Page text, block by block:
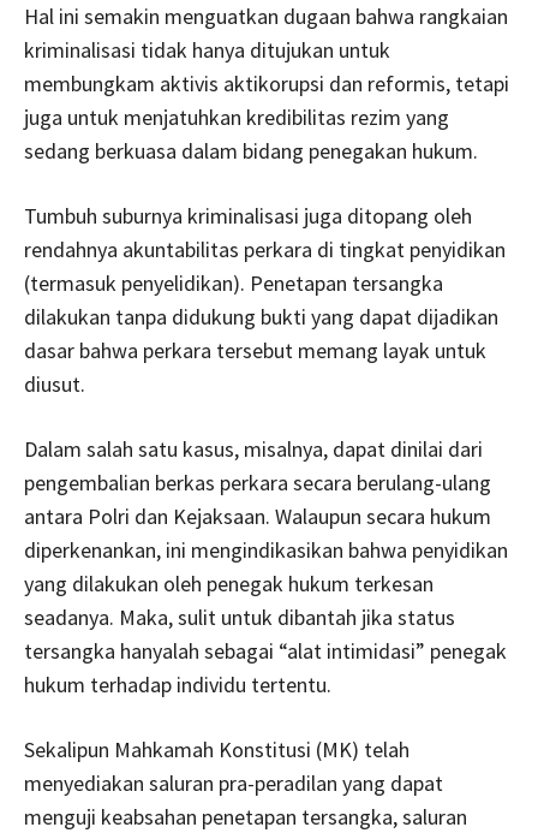
Hal ini semakin menguatkan dugaan bahwa rangkaian
kriminalisasi tidak hanya ditujukan untuk
membungkam aktivis aktikorupsi dan reformis, tetapi
juga untuk menjatuhkan kredibilitas rezim yang
sedang berkuasa dalam bidang penegakan hukum.
Tumbuh suburnya kriminalisasi juga ditopang oleh
rendahnya akuntabilitas perkara di tingkat penyidikan
(termasuk penyelidikan). Penetapan tersangka
dilakukan tanpa didukung bukti yang dapat dijadikan
dasar bahwa perkara tersebut memang layak untuk
diusut.
Dalam salah satu kasus, misalnya, dapat dinilai dari
pengembalian berkas perkara secara berulang-ulang
antara Polri dan Kejaksaan. Walaupun secara hukum
diperkenankan, ini mengindikasikan bahwa penyidikan
yang dilakukan oleh penegak hukum terkesan
seadanya. Maka, sulit untuk dibantah jika status
tersangka hanyalah sebagai “alat intimidasi” penegak
hukum terhadap individu tertentu.
Sekalipun Mahkamah Konstitusi (MK) telah
menyediakan saluran pra-peradilan yang dapat
menguji keabsahan penetapan tersangka, saluran